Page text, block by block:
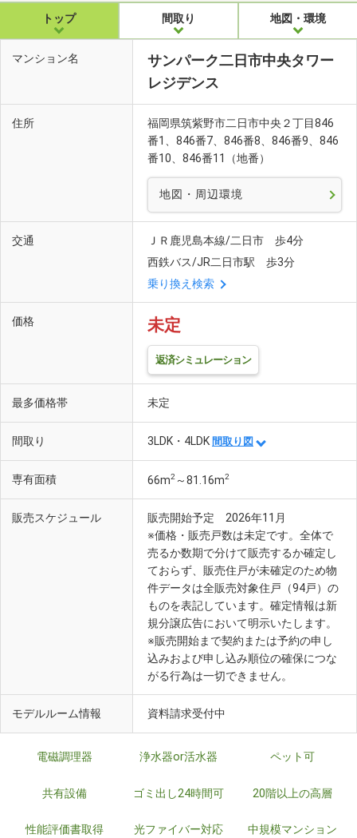
トップ 間取り 地図・環境
マンション名
サンパーク二日市中央タワー
レジデンス
住所
福岡県筑紫野市二日市中央２丁目846
番1、846番7、846番8、846番9、846
番10、846番11（地番）
地図・周辺環境
交通
ＪＲ鹿児島本線/二日市 歩4分
西鉄バス/JR二日市駅 歩3分
乗り換え検索
価格 未定
返済シミュレーション
最多価格帯 未定
間取り 3LDK・4LDK 間取り図
専有面積 66m2 ～81.16m2
販売スケジュール
販売開始予定 2026年11月
※価格・販売戸数は未定です。全体で
売るか数期で分けて販売するか確定し
ておらず、販売住戸が未確定のため物
件データは全販売対象住戸（94戸）の
ものを表記しています。確定情報は新
規分譲広告において明示いたします。
※販売開始まで契約または予約の申し
込みおよび申し込み順位の確保につな
がる行為は一切できません。
モデルルーム情報 資料請求受付中
電磁調理器 浄水器or活水器 ペット可
共有設備 ゴミ出し24時間可 20階以上の高層
性能評価書取得 光ファイバー対応 中規模マンション